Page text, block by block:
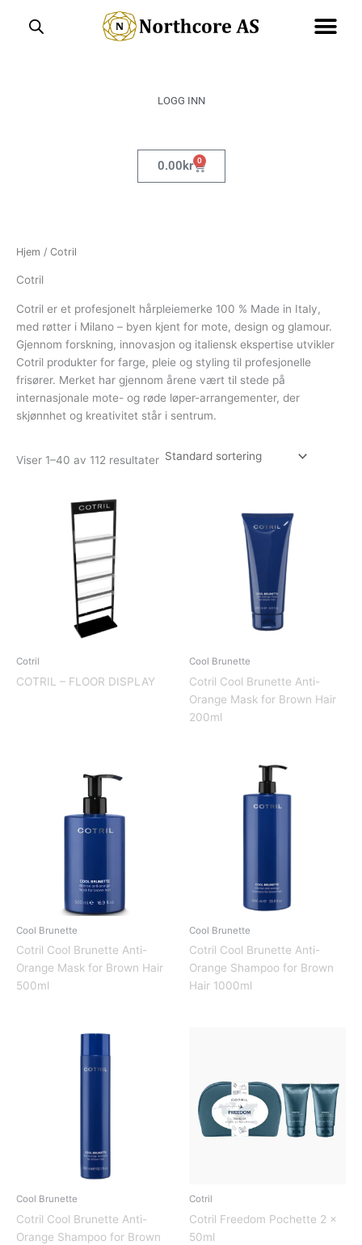
LOGG INN
0.00kr 0
Handlekurv
Hjem / Cotril
Cotril
Cotril er et profesjonelt hårpleiemerke 100 % Made in Italy,
med røtter i Milano – byen kjent for mote, design og glamour.
Gjennom forskning, innovasjon og italiensk ekspertise utvikler
Cotril produkter for farge, pleie og styling til profesjonelle
frisører. Merket har gjennom årene vært til stede på
internasjonale mote- og røde løper-arrangementer, der
skjønnhet og kreativitet står i sentrum.
Viser 1–40 av 112 resultater
Cotril
COTRIL – FLOOR DISPLAY
Cool Brunette
Cotril Cool Brunette Anti-
Orange Mask for Brown Hair
200ml
Cool Brunette
Cotril Cool Brunette Anti-
Orange Mask for Brown Hair
500ml
Cool Brunette
Cotril Cool Brunette Anti-
Orange Shampoo for Brown
Hair 1000ml
Cool Brunette
Cotril Cool Brunette Anti-
Orange Shampoo for Brown
Cotril
Cotril Freedom Pochette 2 x
50ml